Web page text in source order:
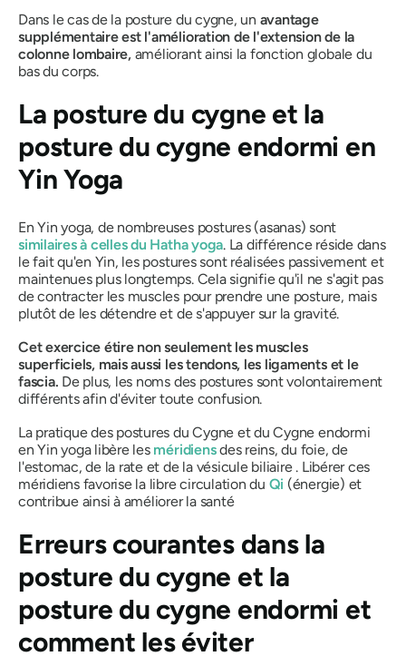
Dans le cas de la posture du cygne, un avantage
supplémentaire est l'amélioration de l'extension de la
colonne lombaire,améliorant ainsi la fonction globale du
bas du corps.
La posture du cygne et la
posture du cygne endormi en
Yin Yoga
En Yin yoga, de nombreuses postures (asanas) sont
similaires à celles du Hatha yoga. La différence réside dans
le fait qu'en Yin, les postures sont réalisées passivement et
maintenues plus longtemps. Cela signifie qu'il ne s'agit pas
de contracter les muscles pour prendre une posture, mais
plutôt de les détendre et de s'appuyer sur la gravité.
Cet exercice étire non seulement les muscles
superficiels, mais aussi les tendons, les ligaments et le
fascia. De plus, les noms des postures sont volontairement
différents afin d'éviter toute confusion.
La pratique des postures du Cygne et du Cygne endormi
en Yin yoga libère les méridiensdes reins, du foie, de
l'estomac, de la rate et de la vésicule biliaire . Libérer ces
méridiens favorise la libre circulation du Qi (énergie) et
contribue ainsi à améliorer la santé
Erreurs courantes dans la
posture du cygne et la
posture du cygne endormi et
comment les éviter